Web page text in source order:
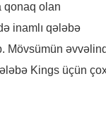
qonaq olan
inamlı qələbə
Mövsümün
Kings üçün